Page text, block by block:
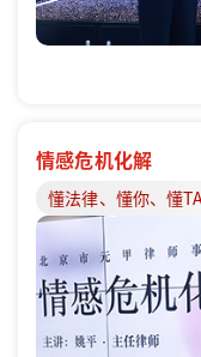
情感危机化解